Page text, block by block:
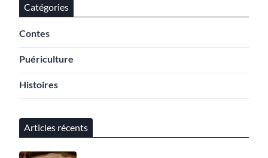
Catégories
Contes
Puériculture
Histoires
Articles récents